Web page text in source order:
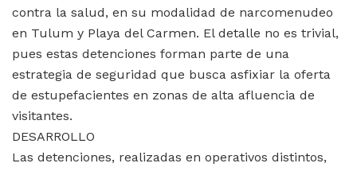
contra la salud, en su modalidad de narcomenudeo
en Tulum y Playa del Carmen. El detalle no es trivial,
pues estas detenciones forman parte de una
estrategia de seguridad que busca asfixiar la oferta
de estupefacientes en zonas de alta afluencia de
visitantes.
DESARROLLO
Las detenciones, realizadas en operativos distintos,